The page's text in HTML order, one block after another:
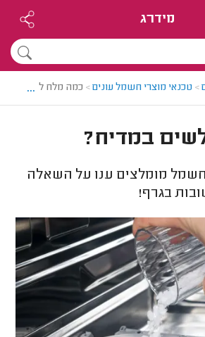
מידרג
> טכנאי מוצרי חשמל עונים> כמה מלח לשים
...
במדיח?
חשמל מומלצים ענו על השאלה
בגרף!